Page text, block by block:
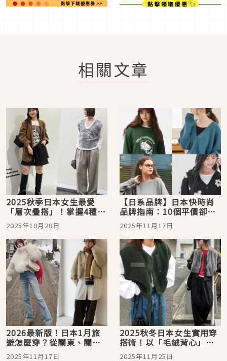
相關文章
2025秋季日本女生最愛
「層次疊搭」！掌握4種穿
搭秘訣從頭到腳都時尚
2025年10月28日
【日系品牌】日本快時尚
品牌指南：10個平價卻又
充滿品味的穿搭選擇
2025年11月17日
2026最新版！日本1月旅
遊怎麼穿？從關東、關
西、東北各地氣溫總整理
2025年11月17日
2025秋冬日本女生實用穿
搭術！以「毛絨背心」疊
搭層次焦點
2025年11月25日